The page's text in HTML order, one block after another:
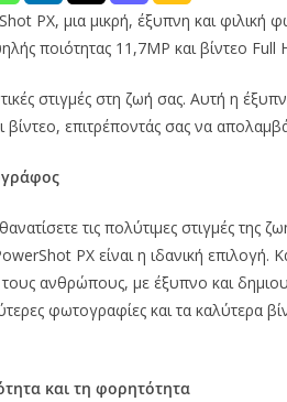
PX, μια μικρή, έξυπνη και φιλική
ποιότητας 11,7MP και βίντεο Full
στιγμές στη ζωή σας. Αυτή η
επιτρέποντάς σας να
τις πολύτιμες στιγμές της
PX είναι η ιδανική επιλογή.
ανθρώπους, με έξυπνο και
φωτογραφίες και τα καλύτερα
και τη φορητότητα